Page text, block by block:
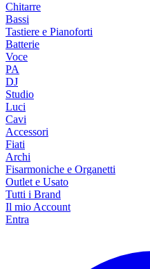
Chitarre
Bassi
Tastiere e Pianoforti
Batterie
Voce
PA
DJ
Studio
Luci
Cavi
Accessori
Fiati
Archi
Fisarmoniche e Organetti
Outlet e Usato
Tutti i Brand
Il mio Account
Entra